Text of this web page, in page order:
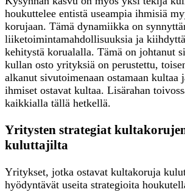
houkuttelee entistä useampia ihmisiä
korujaan. Tämä dynamiikka on
liiketoimintamahdollisuuksia ja
kehitystä korualalla. Tämä on johtanut
kullan osto yrityksiä on perustettu,
alkanut sivutoimenaan ostamaan kultaa
ihmiset ostavat kultaa. Lisärahan
kaikkialla tällä hetkellä.
Yritysten strategiat kultakorujen
kuluttajilta
Yritykset, jotka ostavat kultakoruja
hyödyntävät useita strategioita